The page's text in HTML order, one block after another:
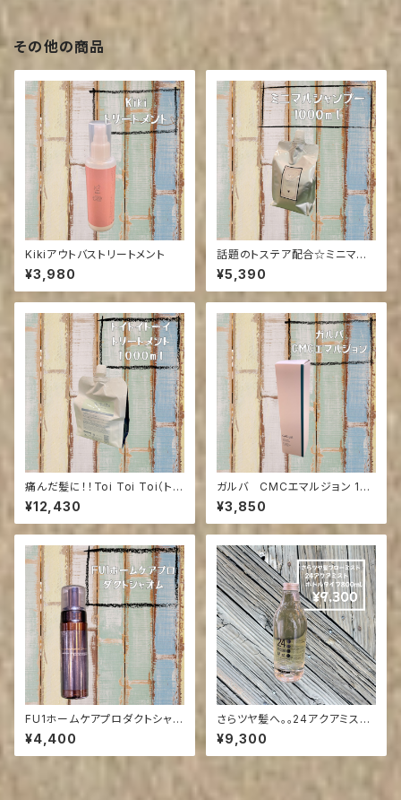
その他の商品
Kikiアウトバストリートメント
¥3,980
話題のトステア配合☆ミニマル
シャンプー 1ℓ (来店の方送料
引き)
¥5,390
痛んだ髪に！！Toi Toi Toi（トイ
トイトーイ） トリートメント1000
ml(ご来店の方送料引き)
¥12,430
ガルバ CMCエマルジョン 150
g
¥3,850
FU1ホームケアプロダクトシャオ
ム
¥4,400
さらツヤ髪へ。。24アクアミスト
800ml ボトルタイプ
¥9,300